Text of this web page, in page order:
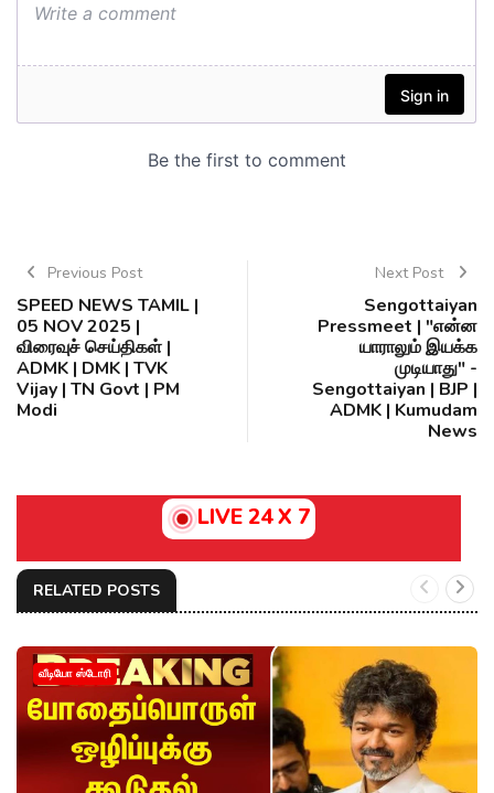
Previous Post
SPEED NEWS TAMIL |
05 NOV 2025 |
விரைவுச் செய்திகள் |
ADMK | DMK | TVK
Vijay | TN Govt | PM
Modi
Next Post
Sengottaiyan
Pressmeet | "என்ன
யாராலும் இயக்க
முடியாது" -
Sengottaiyan | BJP |
ADMK | Kumudam
News
LIVE 24 X 7
RELATED POSTS
வீடியோ ஸ்டோரி